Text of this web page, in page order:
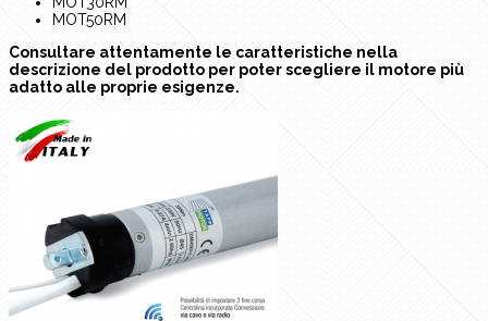
MOT50RM
Consultare attentamente le caratteristiche nella
descrizione del prodotto per poter scegliere il motore più
adatto alle proprie esigenze.